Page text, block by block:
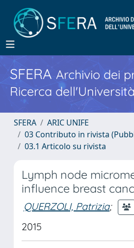
SFERA Archivio dei
Ricerca
SFERA
ARIC UNIFE
03 Contributo in rivista
03.1 Articolo su rivista
Lymph node
influence breast
QUERZOLI, Patrizia;
2015